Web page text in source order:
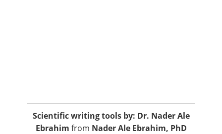
Scientific writing tools by: Dr. Nader Ale
Ebrahim from Nader Ale Ebrahim, PhD